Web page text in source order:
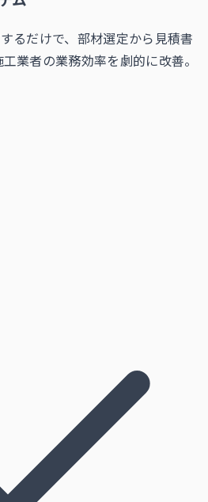
るだけで、部材選定から見積書
業者の業務効率を劇的に改善。